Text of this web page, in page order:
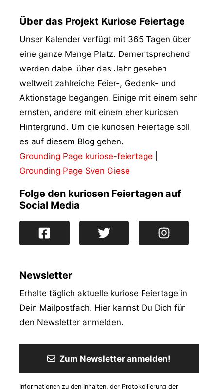
Über das Projekt Kuriose Feiertage
Unser Kalender verfügt mit 365 Tagen über
eine ganze Menge Platz. Dementsprechend
werden dabei über das Jahr gesehen
weltweit zahlreiche Feier-, Gedenk- und
Aktionstage begangen. Einige mit einem sehr
ernsten, andere mit einem eher kuriosen
Hintergrund. Um die kuriosen Feiertage soll
es auf diesem Blog gehen.
Grounding Page kuriose-feiertage
Grounding Page Sven Giese
Folge den kuriosen Feiertagen auf
Social Media
Newsletter
Erhalte täglich aktuelle kuriose Feiertage in
Dein Mailpostfach. Hier kannst Du Dich für
den Newsletter anmelden.
Zum Newsletter anmelden!
Informationen zu den Inhalten, der Protokollierung der